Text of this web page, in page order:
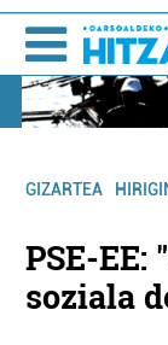
GIZARTEA
PSE-
soziala